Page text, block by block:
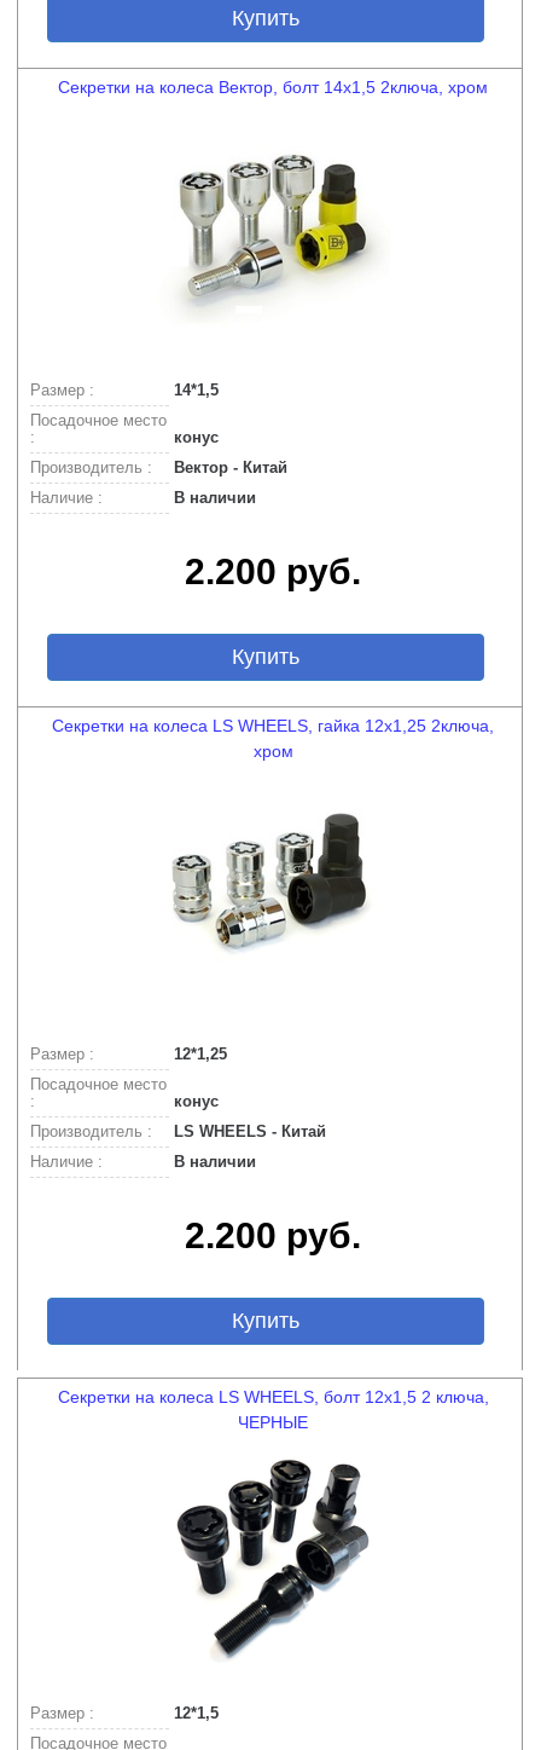
Купить
Секретки на колеса Вектор, болт 14х1,5 2ключа, хром
Размер :
14*1,5
Посадочное место
:
конус
Производитель :
Вектор - Китай
Наличие :
В наличии
2.200 руб.
Купить
Секретки на колеса LS WHEELS, гайка 12х1,25 2ключа,
хром
Размер :
12*1,25
Посадочное место
:
конус
Производитель :
LS WHEELS - Китай
Наличие :
В наличии
2.200 руб.
Купить
Секретки на колеса LS WHEELS, болт 12x1,5 2 ключа,
ЧЕРНЫЕ
Размер :
12*1,5
Посадочное место